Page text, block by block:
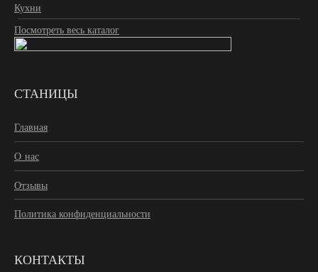
Кухни
Посмотреть весь каталог
СТАНИЦЫ
Главная
О нас
Отзывы
Политика конфиденциальности
КОНТАКТЫ